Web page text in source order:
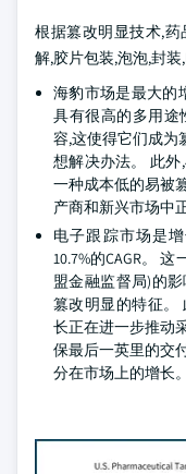
根据篡改明显技术,
解,胶片包装,泡泡,封
海豹市场是最大的
具有很高的多用途
容,这使得它们成为
想解决办法。 此
一种成本低的易被
产商和新兴市场中
电子跟踪市场是
10.7%的CAGR。
盟金融监督局)的
篡改明显的特征。
长正在进一步推动
保最后一英里的交
分在市场上的增长。